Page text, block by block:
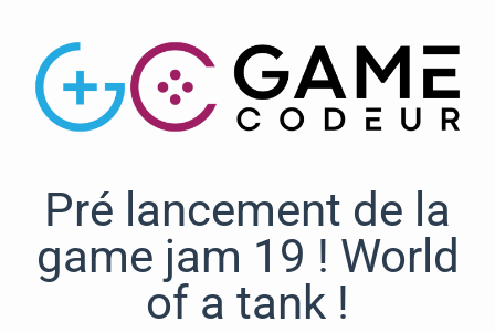
Pré lancement de la
game jam 19 ! World
of a tank !